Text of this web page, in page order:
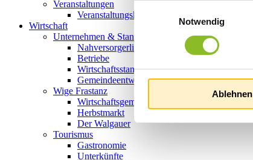
Notwendig
Ablehnen
Veranstaltungen
Veranstaltungskalender
Wirtschaft
Unternehmen & Standort
Nahversorgerliste
Betriebe
Wirtschaftsstandort Frastanz
Gemeindeentwicklung
Wige Frastanz
Wirtschaftsgemeinschaft
Herbstmarkt
Der Walgauer
Tourismus
Gastronomie
Unterkünfte